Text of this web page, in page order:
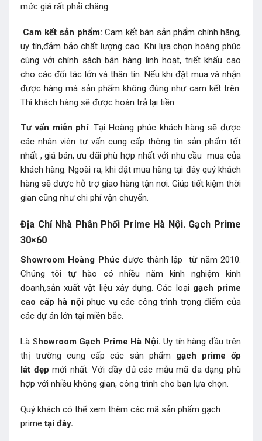
mức giá rất phải chăng.
Cam kết sản phẩm: Cam kết bán sản phẩm chính hãng,
uy tín,đảm bảo chất lượng cao. Khi lựa chọn hoàng phúc
cùng với chính sách bán hàng linh hoạt, triết khấu cao
cho các đối tác lớn và thân tín. Nếu khi đặt mua và nhận
được hàng mà sản phẩm không đúng như cam kết trên.
Thì khách hàng sẽ được hoàn trả lại tiền.
Tư vấn miễn phí: Tại Hoàng phúc khách hàng sẽ được
các nhân viên tư vấn cung cấp thông tin sản phẩm tốt
nhất , giá bán, ưu đãi phù hợp nhất với nhu cầu mua của
khách hàng. Ngoài ra, khi đặt mua hàng tại đây quý khách
hàng sẽ được hỗ trợ giao hàng tận nơi. Giúp tiết kiệm thời
gian cũng như chi phí vận chuyển.
Địa Chỉ Nhà Phân Phối Prime Hà Nội. Gạch Prime
30×60
Showroom Hoàng Phúc được thành lập từ năm 2010.
Chúng tôi tự hào có nhiều năm kinh nghiệm kinh
doanh,sản xuất vật liệu xây dựng. Các loại gạch prime
cao cấp hà nộiphục vụ các công trình trọng điểm của
các dự án lớn tại miền bắc.
Là Showroom Gạch Prime Hà Nội. Uy tín hàng đầu trên
thị trường cung cấp các sản phẩm gạch prime ốp
lát đẹp mới nhất. Với đầy đủ các mẫu mã đa dạng phù
hợp với nhiều không gian, công trình cho bạn lựa chọn.
Quý khách có thể xem thêm các mã sản phẩm gạch
primetại đây.